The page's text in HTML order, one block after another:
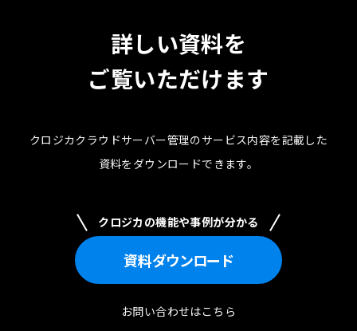
詳しい資料を
ご覧いただけます
クロジカクラウドサーバー管理のサービス内容を記載した
資料をダウンロードできます。
クロジカの機能や事例が分かる
資料ダウンロード
お問い合わせはこちら